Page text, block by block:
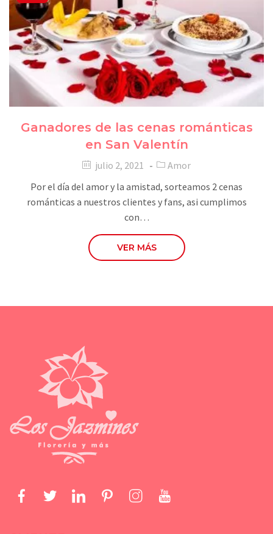
Ganadores de las cenas románticas
en San Valentín
julio 2, 2021
Amor
Por el día del amor y la amistad, sorteamos 2 cenas
románticas a nuestros clientes y fans, asi cumplimos
con…
VER MÁS